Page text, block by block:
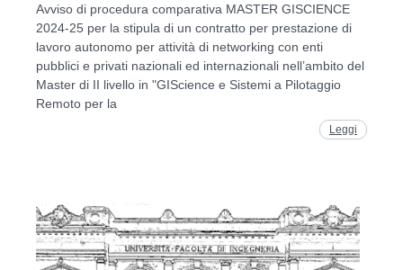
Avviso di procedura comparativa MASTER GISCIENCE
2024-25 per la stipula di un contratto per prestazione di
lavoro autonomo per attività di networking con enti
pubblici e privati nazionali ed internazionali nell’ambito del
Master di II livello in "GIScience e Sistemi a Pilotaggio
Remoto per la
Leggi